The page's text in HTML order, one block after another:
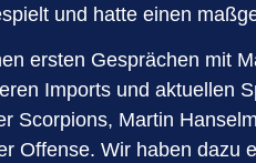
und hatte einen
ersten Gesprächen mit
Imports und aktuellen
Scorpions, Martin
Offense. Wir haben